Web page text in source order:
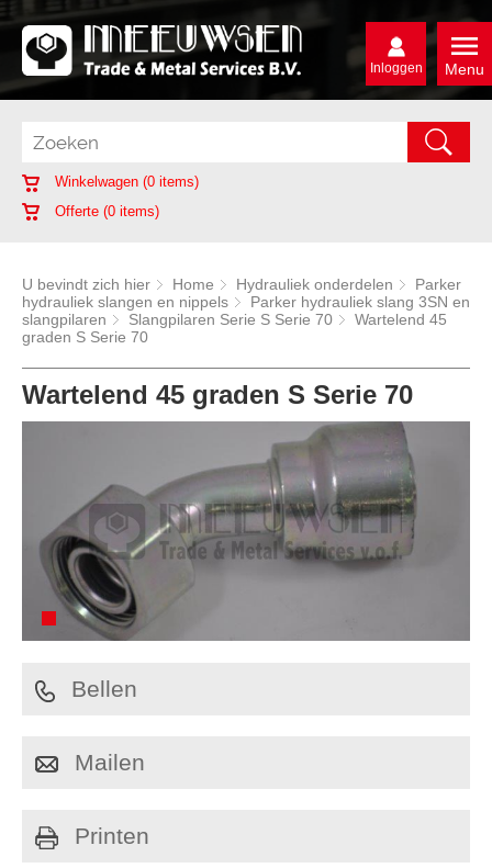
Menu
Inloggen
Winkelwagen (0 items)
Offerte (0 items)
U bevindt zich hier Home Hydrauliek onderdelen
Parker
hydrauliek slangen en nippels
Parker hydrauliek slang 3SN en
slangpilaren
Slangpilaren Serie S Serie 70
Wartelend 45
graden S Serie 70
Wartelend 45 graden S Serie 70
Bellen
Mailen
Printen